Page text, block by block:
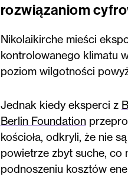
rozwiązaniom
Nikolaikirche mieści
kontrolowanego klimatu
poziom wilgotności
Jednak kiedy eksperci z
Berlin Foundation
kościoła, odkryli, że nie
powietrze zbyt suche, co
podnoszeniu kosztów